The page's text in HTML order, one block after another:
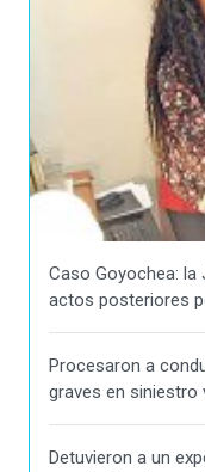
Caso Goyochea: la
actos posteriores
Procesaron a
graves en siniestro
Detuvieron a un